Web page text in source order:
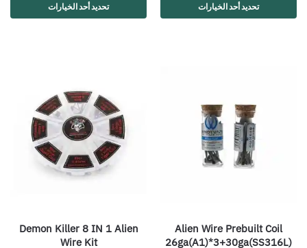
تحديد أحد الخيارات تحديد أحد الخيارات
Alien Wire Prebuilt Coil
26ga(A1)*3+30ga(SS316L)
Demon Killer 8 IN 1 Alien
Wire Kit